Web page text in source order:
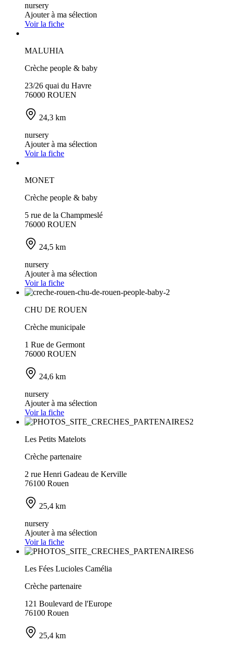
nursery
Ajouter à ma sélection
Voir la fiche
MALUHIA
Crèche people & baby
23/26 quai du Havre
76000 ROUEN
24,3 km
nursery
Ajouter à ma sélection
Voir la fiche
MONET
Crèche people & baby
5 rue de la Champmeslé
76000 ROUEN
24,5 km
nursery
Ajouter à ma sélection
Voir la fiche
CHU DE ROUEN
Crèche municipale
1 Rue de Germont
76000 ROUEN
24,6 km
nursery
Ajouter à ma sélection
Voir la fiche
Les Petits Matelots
Crèche partenaire
2 rue Henri Gadeau de Kerville
76100 Rouen
25,4 km
nursery
Ajouter à ma sélection
Voir la fiche
Les Fées Lucioles Camélia
Crèche partenaire
121 Boulevard de l'Europe
76100 Rouen
25,4 km